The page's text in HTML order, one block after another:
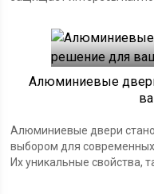
Алюминиевые
Алюминиевые двери
выбором для
Их уникальные свойства,